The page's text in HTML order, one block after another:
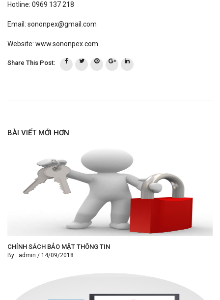
Hotline: 0969 137 218
Email: sononpex@gmail.com
Website: www.sononpex.com
Share This Post:
BÀI VIẾT MỚI HƠN
CHÍNH SÁCH BẢO MẬT THÔNG TIN
By : admin / 14/09/2018